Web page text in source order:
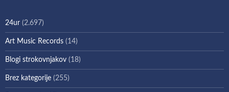
24ur (2.697)
Art Music Records (14)
Blogi strokovnjakov (18)
Brez kategorije (255)